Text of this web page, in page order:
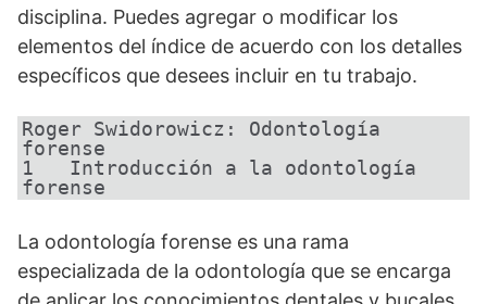
disciplina. Puedes agregar o modificar los
elementos del índice de acuerdo con los detalles
específicos que desees incluir en tu trabajo.
Roger Swidorowicz: Odontología
forense
1   Introducción a la odontología
forense
La odontología forense es una rama
especializada de la odontología que se encarga